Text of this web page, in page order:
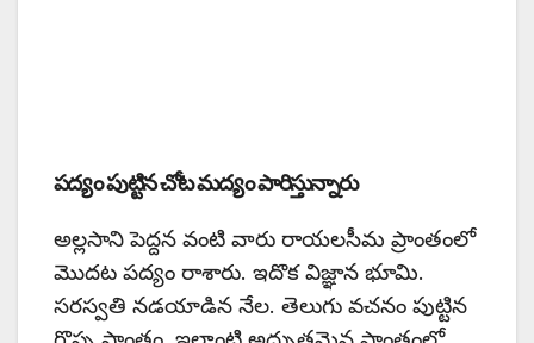
పద్యం పుట్టిన చోట మద్యం పారిస్తున్నారు
అల్లసాని పెద్దన వంటి వారు రాయలసీమ ప్రాంతంలో
మొదట పద్యం రాశారు. ఇదొక విజ్ఞాన భూమి.
సరస్వతి నడయాడిన నేల. తెలుగు వచనం పుట్టిన